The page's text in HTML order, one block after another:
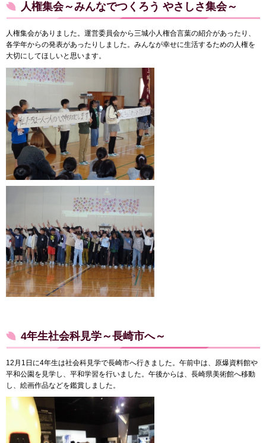
人権集会～みんなでつくろう やさしさ集会～
人権集会がありました。運営委員会から三城小人権合言葉の紹介があったり、
各学年からの発表があったりしました。みんなが幸せに生活するための人権を
大切にしてほしいと思います。
4年生社会科見学～長崎市へ～
12月1日に4年生は社会科見学で長崎市へ行きました。午前中は、原爆資料館や
平和公園を見学し、平和学習を行いました。午後からは、長崎県美術館へ移動
し、絵画作品などを鑑賞しました。